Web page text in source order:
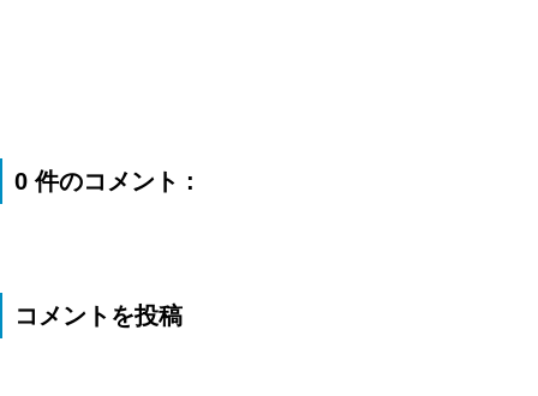
0 件のコメント :
コメントを投稿